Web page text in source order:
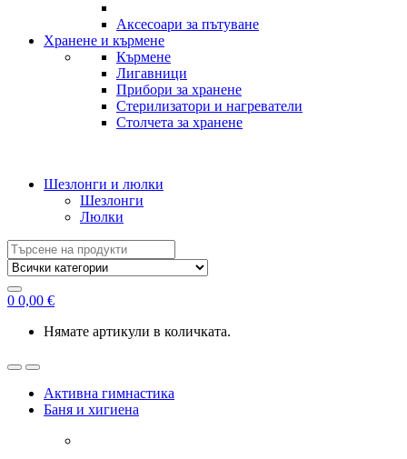
Аксесоари за пътуване
Хранене и кърмене
Кърмене
Лигавници
Прибори за хранене
Стерилизатори и нагреватели
Столчета за хранене
Шезлонги и люлки
Шезлонги
Люлки
Search
for:
0 0,00 €
Нямате артикули в количката.
Активна гимнастика
Баня и хигиена